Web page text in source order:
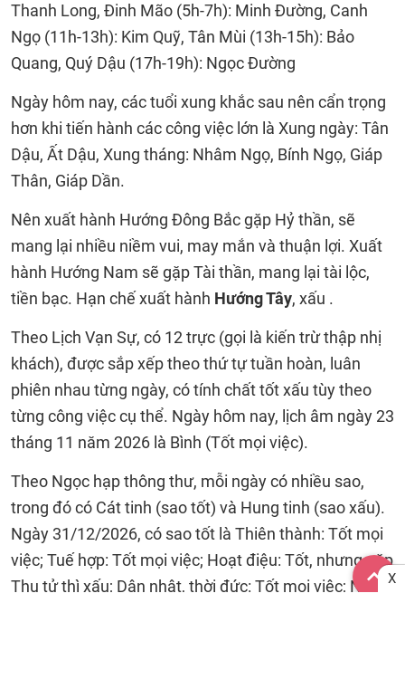
Thanh Long, Đinh Mão (5h-7h): Minh Đường, Canh
Ngọ (11h-13h): Kim Quỹ, Tân Mùi (13h-15h): Bảo
Quang, Quý Dậu (17h-19h): Ngọc Đường
Ngày hôm nay, các tuổi xung khắc sau nên cẩn trọng
hơn khi tiến hành các công việc lớn là Xung ngày: Tân
Dậu, Ất Dậu, Xung tháng: Nhâm Ngọ, Bính Ngọ, Giáp
Thân, Giáp Dần.
Nên xuất hành Hướng Đông Bắc gặp Hỷ thần, sẽ
mang lại nhiều niềm vui, may mắn và thuận lợi. Xuất
hành Hướng Nam sẽ gặp Tài thần, mang lại tài lộc,
tiền bạc. Hạn chế xuất hành Hướng Tây, xấu .
Theo Lịch Vạn Sự, có 12 trực (gọi là kiến trừ thập nhị
khách), được sắp xếp theo thứ tự tuần hoàn, luân
phiên nhau từng ngày, có tính chất tốt xấu tùy theo
từng công việc cụ thể. Ngày hôm nay, lịch âm ngày 23
tháng 11 năm 2026 là Bình (Tốt mọi việc).
Theo Ngọc hạp thông thư, mỗi ngày có nhiều sao,
trong đó có Cát tinh (sao tốt) và Hung tinh (sao xấu).
Ngày 31/12/2026, có sao tốt là Thiên thành: Tốt mọi
việc; Tuế hợp: Tốt mọi việc; Hoạt điệu: Tốt, nhưng gặp
Thụ tử thì xấu; Dân nhật, thời đức: Tốt mọi việc; Ngọc X